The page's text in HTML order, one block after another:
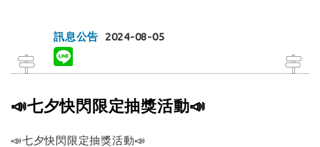
訊息公告 2024-08-05
📣七夕快閃限定抽獎活動📣
📣七夕快閃限定抽獎活動📣